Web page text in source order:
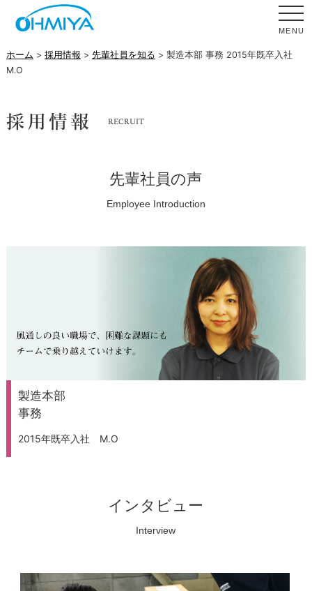
MENU
ホーム > 採用情報 > 先輩社員を知る > 製造本部 事務 2015年既卒入社
M.O
先輩社員の声
Employee Introduction
製造本部
事務
2015年既卒入社 M.O
インタビュー
Interview